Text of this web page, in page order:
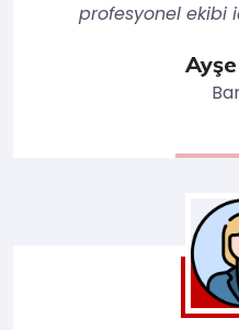
profesyonel ekibi